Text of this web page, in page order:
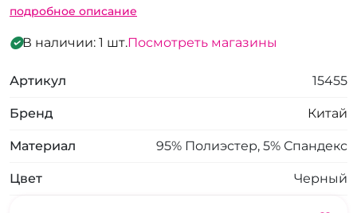
подробное описание
В наличии: 1 шт.Посмотреть магазины
Артикул 15455
Бренд Китай
Материал 95% Полиэстер, 5% Спандекс
Цвет Черный